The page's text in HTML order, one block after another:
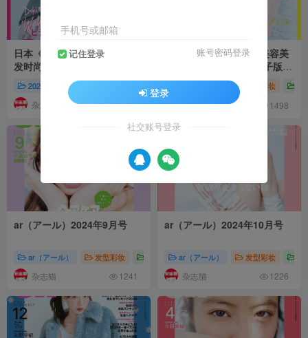
日本《ar（アール）》美容美
发时尚造型杂志 PDF电子版
【2026年·全年订阅】
2026年杂志集合 ar（アール）美容美发
杂志猫 1369
日本《ar（アール）》美容美
发时尚造型杂志 PDF电子版
【2025年·全年订阅】发型彩妆
杂志猫 1498
ar（アール）2024年9月号
ar（アール） 发型彩妆 株式会社主婦と生活社 ar（アール）美容
杂志猫 1241
ar（アール）2024年10月号
ar（アール） 发型彩妆
杂志猫 1226
手机号或邮箱
记住登录 账号密码登录
登录
社交账号登录